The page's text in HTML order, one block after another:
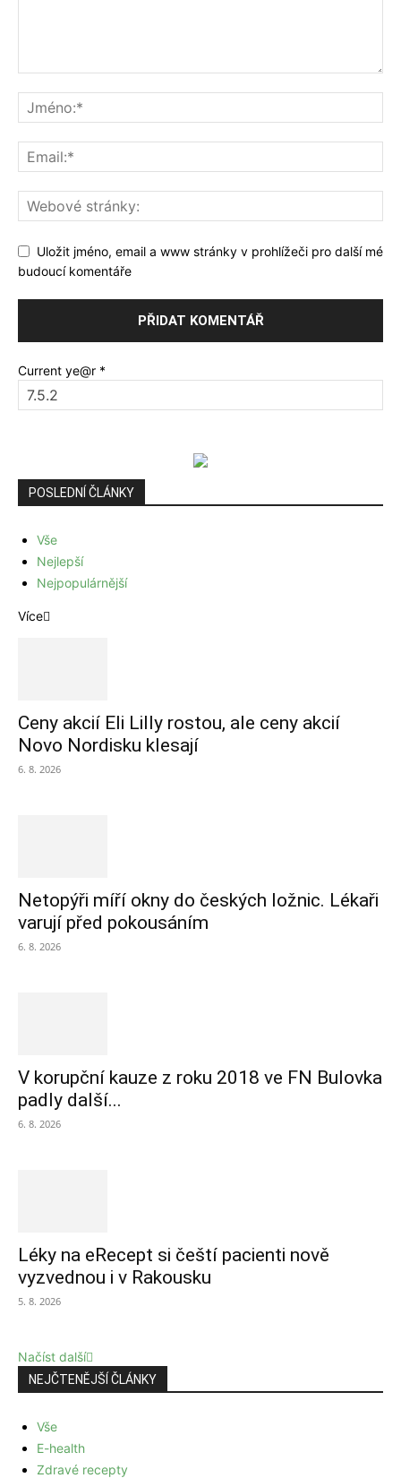
Uložit jméno, email a www stránky v prohlížeči pro další mé
budoucí komentáře
Current ye@r *
POSLEDNÍ ČLÁNKY
Vše
Nejlepší
Nejpopulárnější
Více
Ceny akcií Eli Lilly rostou, ale ceny akcií
Novo Nordisku klesají
6. 8. 2026
Netopýři míří okny do českých ložnic. Lékaři
varují před pokousáním
6. 8. 2026
V korupční kauze z roku 2018 ve FN Bulovka
padly další...
6. 8. 2026
Léky na eRecept si čeští pacienti nově
vyzvednou i v Rakousku
5. 8. 2026
Načíst další
NEJČTENĚJŠÍ ČLÁNKY
Vše
E-health
Zdravé recepty